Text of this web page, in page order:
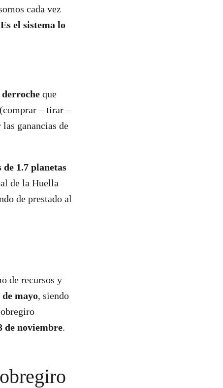
cada vez
Es el sistema lo
que
– tirar –
ganancias de
de 1.7 planetas
de la Huella
de prestado al
de recursos y
mayo, siendo
de noviembre.